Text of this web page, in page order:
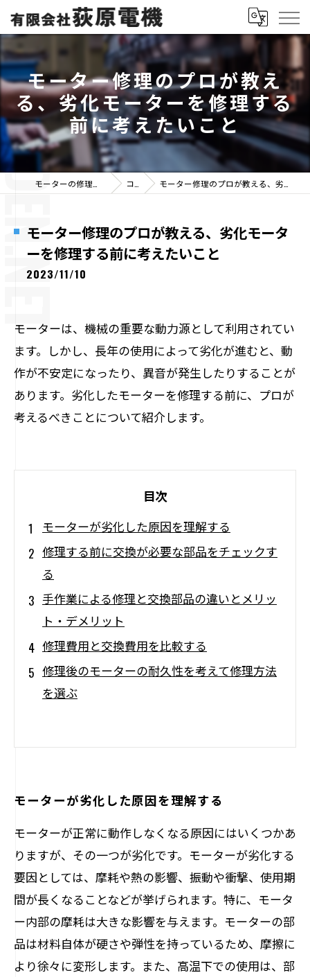
モーター修理のプロが教え
る、劣化モーターを修理する
前に考えたいこと
コラム モーター修理のプロが教える、劣化モーターを修理する前に考えたいこと
モーター修理のプロが教える、劣化モータ
ーを修理する前に考えたいこと
2023/11/10
モーターは、機械の重要な動力源として利用されてい
ます。しかし、長年の使用によって劣化が進むと、動
作が不安定になったり、異音が発生したりすることが
あります。劣化したモーターを修理する前に、プロが
考えるべきことについて紹介します。
目次
モーターが劣化した原因を理解する
修理する前に交換が必要な部品をチェックす
る
手作業による修理と交換部品の違いとメリッ
ト・デメリット
修理費用と交換費用を比較する
修理後のモーターの耐久性を考えて修理方法
を選ぶ
モーターが劣化した原因を理解する
モーターが正常に動作しなくなる原因にはいくつかあ
りますが、その一つが劣化です。モーターが劣化する
要因としては、摩耗や熱の影響、振動や衝撃、使用期
間が長くなることなどが挙げられます。特に、モータ
ー内部の摩耗は大きな影響を与えます。モーターの部
品は材料自体が硬さや弾性を持っているため、摩擦に
より徐々に変形します。また、高温下での使用は、部